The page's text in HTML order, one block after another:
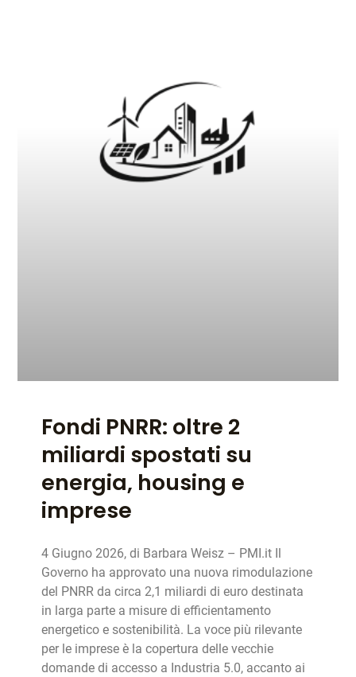
Fondi PNRR: oltre 2
miliardi spostati su
energia, housing e
imprese
4 Giugno 2026, di Barbara Weisz – PMI.it Il
Governo ha approvato una nuova rimodulazione
del PNRR da circa 2,1 miliardi di euro destinata
in larga parte a misure di efficientamento
energetico e sostenibilità. La voce più rilevante
per le imprese è la copertura delle vecchie
domande di accesso a Industria 5.0, accanto ai